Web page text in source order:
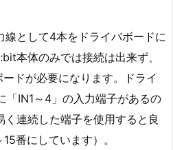
として4本をドライバボードに
本体のみでは接続は出来ず、
ドが必要になります。ドライ
「IN1～4」の入力端子があるの
連続した端子を使用すると良
番にしています）。